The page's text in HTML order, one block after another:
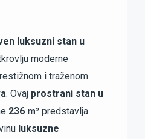
luksuzni stan u
moderne
i traženom
. Ovaj prostrani stan u
236 m² predstavlja
luksuzne